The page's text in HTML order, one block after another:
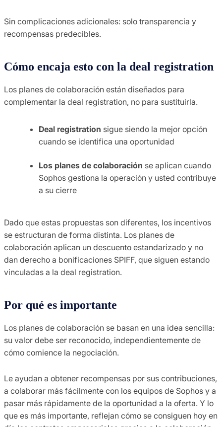
Sin complicaciones adicionales: solo transparencia y
recompensas predecibles.
Cómo encaja esto con la deal registration
Los planes de colaboración están diseñados para
complementar la deal registration, no para sustituirla.
Deal registration sigue siendo la mejor opción
cuando se identifica una oportunidad
Los planes de colaboración se aplican cuando
Sophos gestiona la operación y usted contribuye
a su cierre
Dado que estas propuestas son diferentes, los incentivos
se estructuran de forma distinta. Los planes de
colaboración aplican un descuento estandarizado y no
dan derecho a bonificaciones SPIFF, que siguen estando
vinculadas a la deal registration.
Por qué es importante
Los planes de colaboración se basan en una idea sencilla:
su valor debe ser reconocido, independientemente de
cómo comience la negociación.
Le ayudan a obtener recompensas por sus contribuciones,
a colaborar más fácilmente con los equipos de Sophos y a
pasar más rápidamente de la oportunidad a la oferta. Y lo
que es más importante, reflejan cómo se consiguen hoy en